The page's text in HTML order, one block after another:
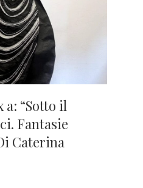
a: “Sotto il
Fantasie
Caterina